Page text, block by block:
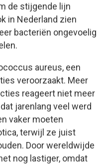
de stijgende lijn
in Nederland zien
bacteriën ongevoelig
aureus, een
veroorzaakt. Meer
reageert niet meer
jarenlang veel werd
vaker moeten
terwijl ze juist
Door wereldwijde
nog lastiger, omdat